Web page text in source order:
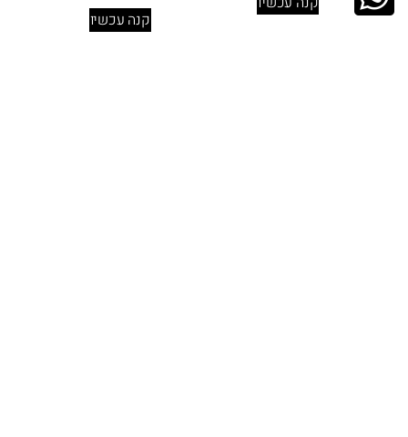
קנה עכשיו